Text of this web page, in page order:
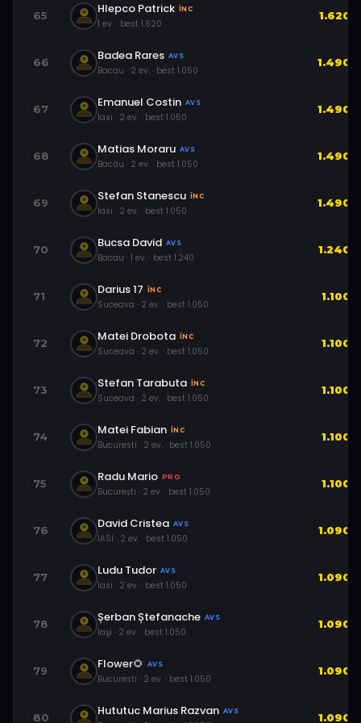
65 Hlepco Patrick ÎNC
1 ev. · best 1.620
1.620
66 Badea Rares AVS
Bacau · 2 ev. · best 1.050
1.490
67 Emanuel Costin AVS
Iasi · 2 ev. · best 1.050
1.490
68 Matias Moraru AVS
Bacău · 2 ev. · best 1.050
1.490
69 Stefan Stanescu ÎNC
Iasi · 2 ev. · best 1.050
1.490
70 Bucsa David AVS
Bacau · 1 ev. · best 1.240
1.240
71 Darius 17 ÎNC
Suceava · 2 ev. · best 1.050
1.100
72 Matei Drobota ÎNC
Suceava · 2 ev. · best 1.050
1.100
73 Stefan Tarabuta ÎNC
Suceava · 2 ev. · best 1.050
1.100
74 Matei Fabian ÎNC
Bucuresti · 2 ev. · best 1.050
1.100
75 Radu Mario PRO
București · 2 ev. · best 1.050
1.100
76 David Cristea AVS
IASI · 2 ev. · best 1.050
1.090
77 Ludu Tudor AVS
Iasi · 2 ev. · best 1.050
1.090
78 Șerban Ștefanache AVS
Iaşi · 2 ev. · best 1.050
1.090
79 Flower🌻 AVS
Bucuresti · 2 ev. · best 1.050
1.090
80 Hututuc Marius Razvan AVS 1.090